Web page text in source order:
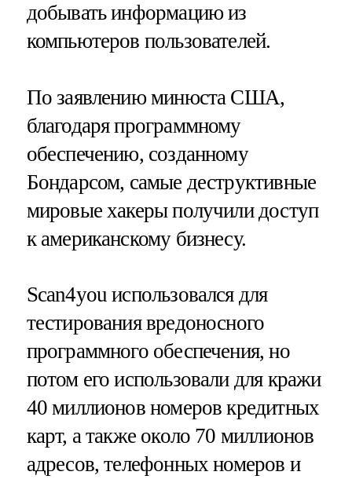
добывать информацию из
компьютеров пользователей.
По заявлению минюста США,
благодаря программному
обеспечению, созданному
Бондарсом, самые деструктивные
мировые хакеры получили доступ
к американскому бизнесу.
Scan4you использовался для
тестирования вредоносного
программного обеспечения, но
потом его использовали для кражи
40 миллионов номеров кредитных
карт, а также около 70 миллионов
адресов, телефонных номеров и